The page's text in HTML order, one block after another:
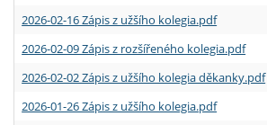
2026-02-16 Zápis z užšího kolegia.pdf
2026-02-09 Zápis z rozšířeného kolegia.pdf
2026-02-02 Zápis z užšího kolegia děkanky.pdf
2026-01-26 Zápis z užšího kolegia.pdf